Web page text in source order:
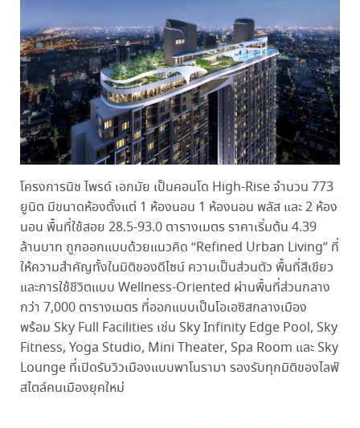
โครงการนิช ไพรด์ เอกมัย เป็นคอนโด High-Rise จำนวน 773
ยูนิต มีขนาดห้องตั้งแต่ 1 ห้องนอน 1 ห้องนอน พลัส และ 2 ห้อง
นอน พื้นที่ใช้สอย 28.5-93.0 ตารางเมตร ราคาเริ่มต้น 4.39
ล้านบาท ถูกออกแบบด้วยแนวคิด “Refined Urban Living” ที่
ให้ความสำคัญทั้งในมิติของดีไซน์ ความเป็นส่วนตัว พื้นที่สีเขียว
และการใช้ชีวิตแบบ Wellness-Oriented ผ่านพื้นที่ส่วนกลาง
กว่า 7,000 ตารางเมตร ที่ออกแบบเป็นโอเอซิสกลางเมือง
พร้อม Sky Full Facilities เช่น Sky Infinity Edge Pool, Sky
Fitness, Yoga Studio, Mini Theater, Spa Room และ Sky
Lounge ที่เปิดรับวิวเมืองแบบพาโนรามา รองรับทุกมิติของไลฟ์
สไตล์คนเมืองยุคใหม่